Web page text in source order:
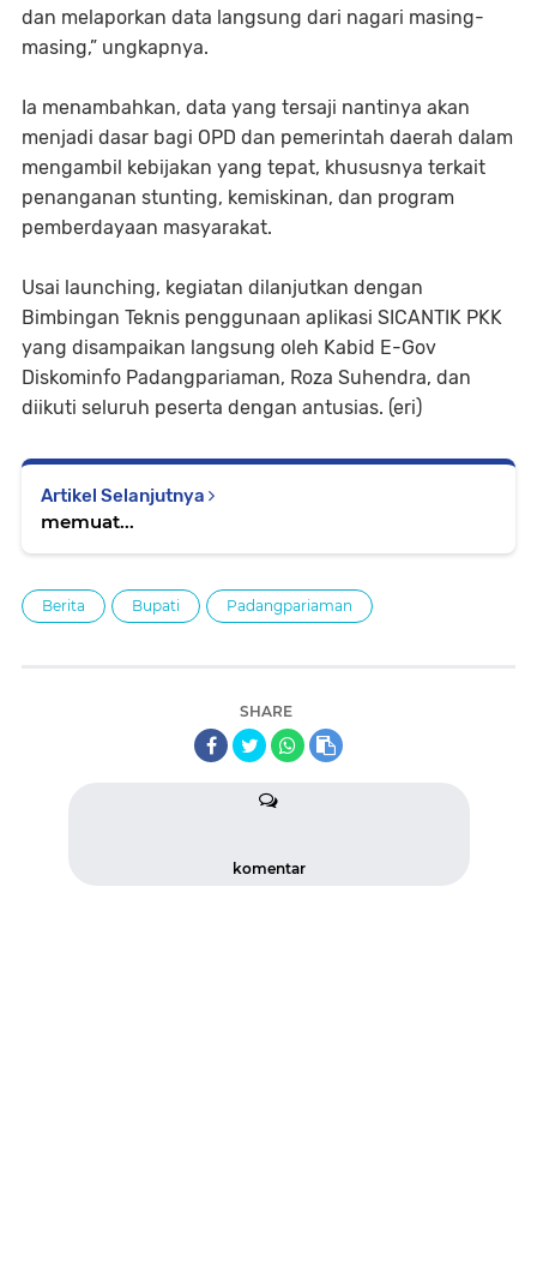
dan melaporkan data langsung dari nagari masing-
masing,” ungkapnya.
‎Ia menambahkan, data yang tersaji nantinya akan
menjadi dasar bagi OPD dan pemerintah daerah dalam
mengambil kebijakan yang tepat, khususnya terkait
penanganan stunting, kemiskinan, dan program
pemberdayaan masyarakat.
‎Usai launching, kegiatan dilanjutkan dengan
Bimbingan Teknis penggunaan aplikasi SICANTIK PKK
yang disampaikan langsung oleh Kabid E-Gov
Diskominfo Padangpariaman, Roza Suhendra, dan
diikuti seluruh peserta dengan antusias. (eri)
Artikel Selanjutnya
memuat...
Berita Bupati Padangpariaman
SHARE
komentar